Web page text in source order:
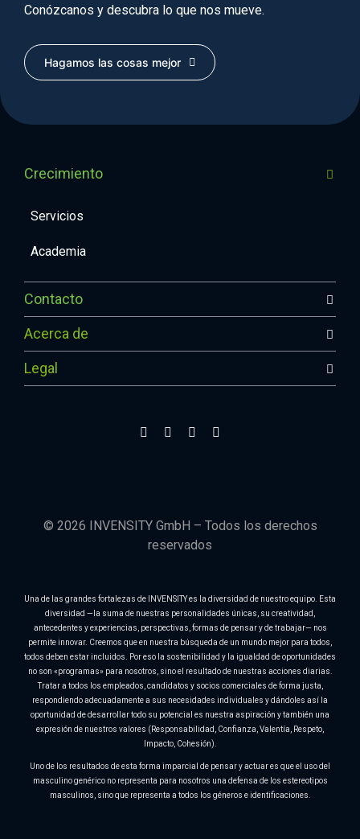
Conózcanos y descubra lo que nos mueve.
Hagamos las cosas mejor
Crecimiento
Servicios
Academia
Contacto
Acerca de
Legal
© 2026 INVENSITY GmbH – Todos los derechos
reservados
Una de las grandes fortalezas de INVENSITY es la diversidad de nuestro equipo. Esta
diversidad —la suma de nuestras personalidades únicas, su creatividad,
antecedentes y experiencias, perspectivas, formas de pensar y de trabajar— nos
permite innovar. Creemos que en nuestra búsqueda de un mundo mejor para todos,
todos deben estar incluidos. Por eso la sostenibilidad y la igualdad de oportunidades
no son «programas» para nosotros, sino el resultado de nuestras acciones diarias.
Tratar a todos los empleados, candidatos y socios comerciales de forma justa,
respondiendo adecuadamente a sus necesidades individuales y dándoles así la
oportunidad de desarrollar todo su potencial es nuestra aspiración y también una
expresión de nuestros valores (Responsabilidad, Confianza, Valentía, Respeto,
Impacto, Cohesión).
Uno de los resultados de esta forma imparcial de pensar y actuar es que el uso del
masculino genérico no representa para nosotros una defensa de los estereotipos
masculinos, sino que representa a todos los géneros e identificaciones.